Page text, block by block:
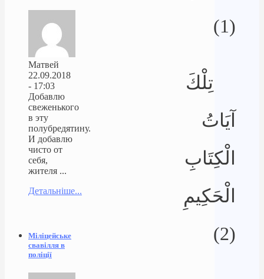
(1)
تِلْكَ
آيَاتُ
الْكِتَابِ
الْحَكِيمِ
(2)
Матвей
22.09.2018
- 17:03
Добавлю
свеженького
в эту
полубредятину.
И добавлю
чисто от
себя,
жителя ...
Детальніше...
Міліцейське
свавілля в
поліції